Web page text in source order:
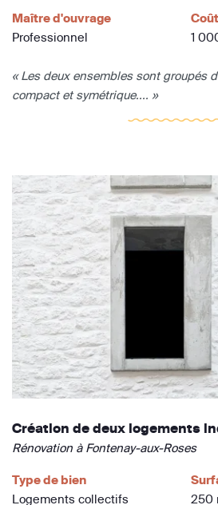
Maître d'ouvrage
Professionnel
1
« Les deux ensembles sont groupés
compact et symétrique.... »
Création de deux logements
Rénovation à Fontenay-aux-Roses
Type de bien
Logements collectifs
250